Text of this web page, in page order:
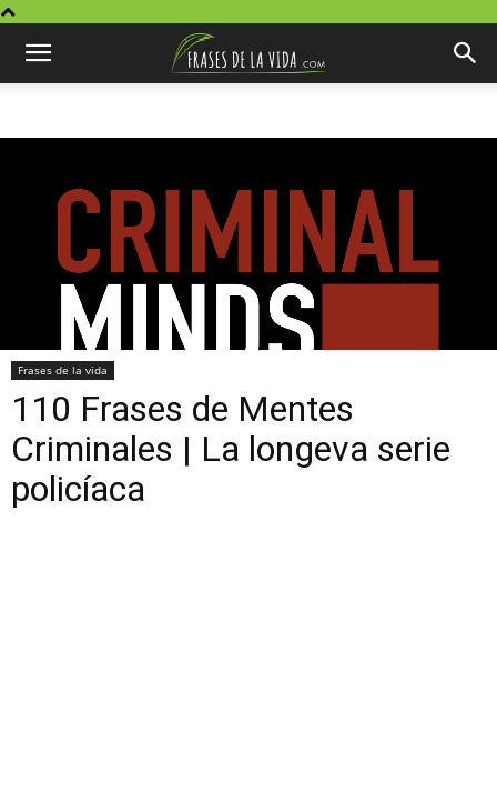
Frases de la vida
110 Frases de Mentes
Criminales | La longeva serie
policíaca